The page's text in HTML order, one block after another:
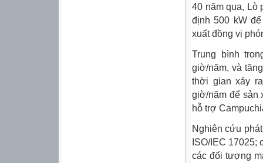
40 năm qua, Lò
định 500 kW
xuất đồng vị
Trung bình
giờ/năm, và
thời gian xảy
giờ/năm để sản
hỗ trợ
Nghiên cứu
ISO/IEC
các đối tượng